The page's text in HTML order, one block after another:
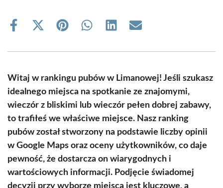
Share
Share
(Twitter)
Share Share Share Share
Witaj w rankingu pubów w Limanowej! Jeśli szukasz
idealnego miejsca na spotkanie ze znajomymi,
wieczór z bliskimi lub wieczór pełen dobrej zabawy,
to trafiłeś we właściwe miejsce. Nasz ranking
pubów został stworzony na podstawie liczby opinii
w Google Maps oraz oceny użytkowników, co daje
pewność, że dostarcza on wiarygodnych i
wartościowych informacji. Podjęcie świadomej
decyzji przy wyborze miejsca jest kluczowe, a